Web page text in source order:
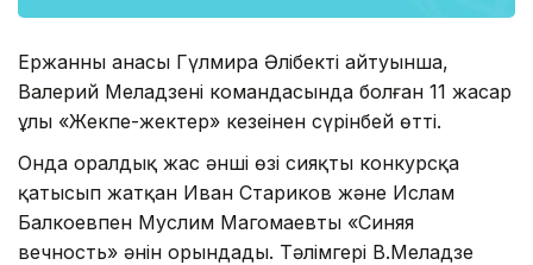
Ержанның анасы Гүлмира Әлібектің айтуынша,
Валерий Меладзенің командасында болған 11 жасар
ұлы «Жекпе-жектер» кезеңінен сүрінбей өтті.
Онда оралдық жас әнші өзі сияқты конкурсқа
қатысып жатқан Иван Стариков және Ислам
Балкоевпен Муслим Магомаевтың «Синяя
вечность» әнін орындады. Тәлімгері В.Меладзе